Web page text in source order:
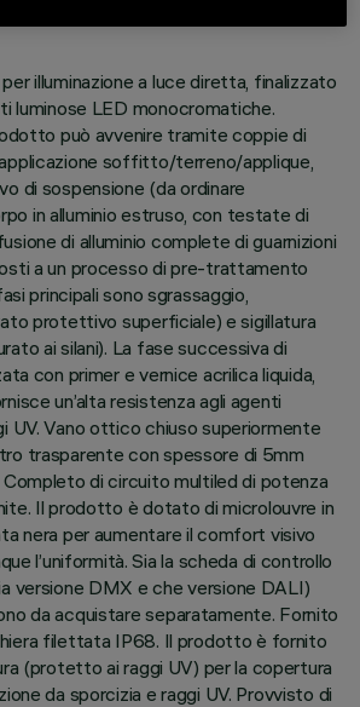
illuminazione a luce diretta, finalizzato
luminose LED monocromatiche.
può avvenire tramite coppie di
soffitto/terreno/applique,
di sospensione (da ordinare
in alluminio estruso, con testate di
di alluminio complete di guarnizioni
a un processo di pre-trattamento
principali sono sgrassaggio,
protettivo superficiale) e sigillatura
ai silani). La fase successiva di
con primer e vernice acrilica liquida,
un’alta resistenza agli agenti
UV. Vano ottico chiuso superiormente
trasparente con spessore di 5mm
di circuito multiled di potenza
Il prodotto è dotato di microlouvre in
nera per aumentare il comfort visivo
l’uniformità. Sia la scheda di controllo
versione DMX e che versione DALI)
da acquistare separatamente. Fornito
filettata IP68. Il prodotto è fornito
(protetto ai raggi UV) per la copertura
da sporcizia e raggi UV. Provvisto di